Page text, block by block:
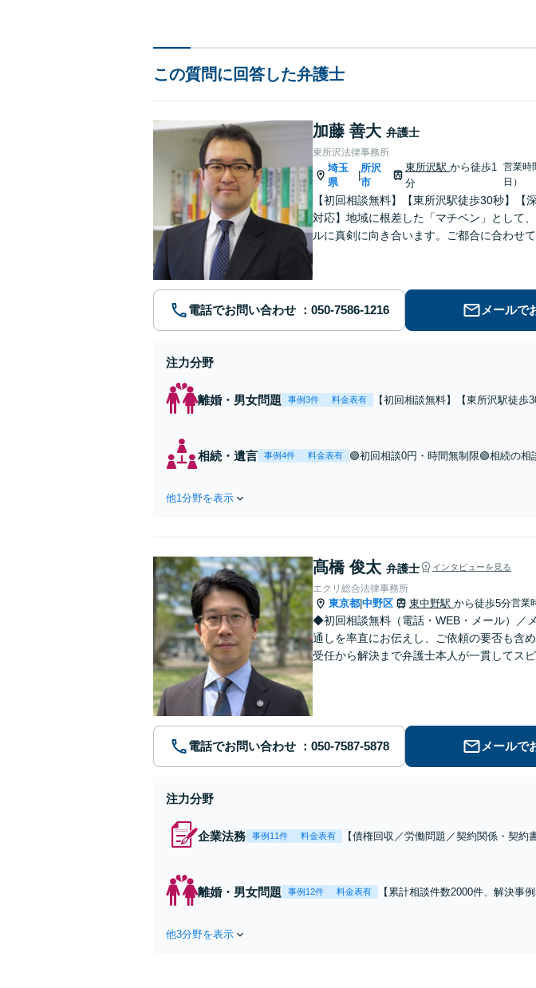
この質問に回答した弁護士
加藤 善大 弁護士
東所沢法律事務所
埼玉
県
所沢
市
東所沢駅から徒歩1
分
営業時
日）
【初回相談無料】【東所沢駅徒歩30秒】【
対応】地域に根差した「マチベン」として
ルに真剣に向き合います。ご都合に合わせ
電話でお問い合わせ メールで
注力分野
離婚・男女問題 事例3件 料金表有
【初回相談無料】【東所沢駅徒歩
尽くします。
相続・遺言 事例4件 料金表有
🟢初回相談0円・時間無制限🟢相続の相
他1分野を表示
髙橋 俊太 弁護士 インタビューを見る
エクリ総合法律事務所
東京都 中野区 東中野駅 から徒歩5分営業
◆初回相談無料（電話・WEB・メール）／
通しを率直にお伝えし、ご依頼の要否も含
受任から解決まで弁護士本人が一貫してス
電話でお問い合わせ メールで
注力分野
企業法務 事例11件 料金表有
【債権回収／労働問題／契約関係・契約
をお探しの方もご相談ください！【顧問
件も対応OK】
離婚・男女問題 事例12件 料金表有
【累計相談件数2000件、解決事
他3分野を表示